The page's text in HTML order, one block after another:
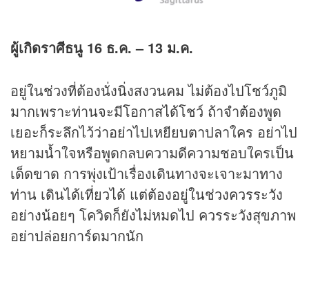
ผู้เกิดราศีธนู 16 ธ.ค. – 13 ม.ค.
อยู่ในช่วงที่ต้องนั่งนิ่งสงวนคม ไม่ต้องไปโชว์ภูมิ
มากเพราะท่านจะมีโอกาสได้โชว์ ถ้าจำต้องพูด
เยอะก็ระลึกไว้ว่าอย่าไปเหยียบตาปลาใคร อย่าไป
หยามน้ำใจหรือพูดกลบความดีความชอบใครเป็น
เด็ดขาด การพุ่งเป้าเรื่องเดินทางจะเจาะมาทาง
ท่าน เดินได้เที่ยวได้ แต่ต้องอยู่ในช่วงควรระวัง
อย่างน้อยๆ โควิดก็ยังไม่หมดไป ควรระวังสุขภาพ
อย่าปล่อยการ์ดมากนัก